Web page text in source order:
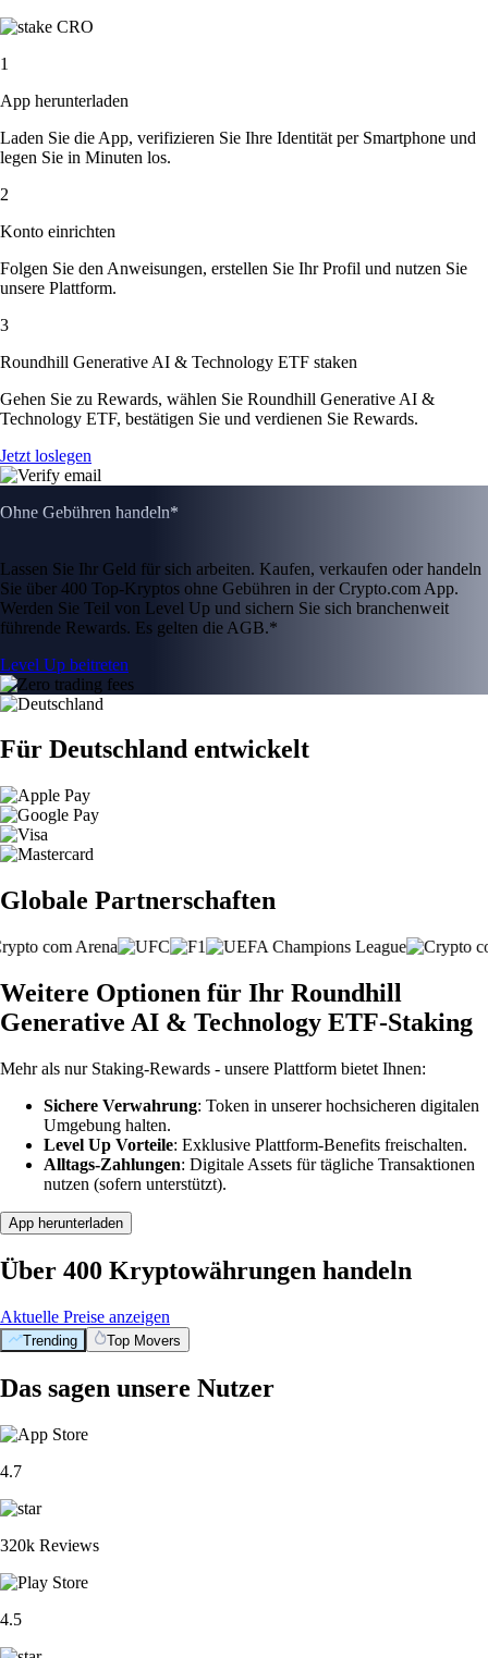
1
App herunterladen
Laden Sie die App, verifizieren Sie Ihre Identität per Smartphone und
legen Sie in Minuten los.
2
Konto einrichten
Folgen Sie den Anweisungen, erstellen Sie Ihr Profil und nutzen Sie
unsere Plattform.
3
Roundhill Generative AI & Technology ETF staken
Gehen Sie zu Rewards, wählen Sie Roundhill Generative AI &
Technology ETF, bestätigen Sie und verdienen Sie Rewards.
Jetzt loslegen
Ohne Gebühren handeln*
Lassen Sie Ihr Geld für sich arbeiten. Kaufen, verkaufen oder handeln
Sie über 400 Top-Kryptos ohne Gebühren in der Crypto.com App.
Werden Sie Teil von Level Up und sichern Sie sich branchenweit
führende Rewards. Es gelten die AGB.*
Level Up beitreten
Für Deutschland entwickelt
Globale Partnerschaften
Weitere Optionen für Ihr Roundhill
Generative AI & Technology ETF-Staking
Mehr als nur Staking-Rewards - unsere Plattform bietet Ihnen:
Sichere Verwahrung: Token in unserer hochsicheren digitalen
Umgebung halten.
Level Up Vorteile: Exklusive Plattform-Benefits freischalten.
Alltags-Zahlungen: Digitale Assets für tägliche Transaktionen
nutzen (sofern unterstützt).
App herunterladen
Über 400 Kryptowährungen handeln
Aktuelle Preise anzeigen
Trending Top Movers
Das sagen unsere Nutzer
4.7
320k Reviews
4.5